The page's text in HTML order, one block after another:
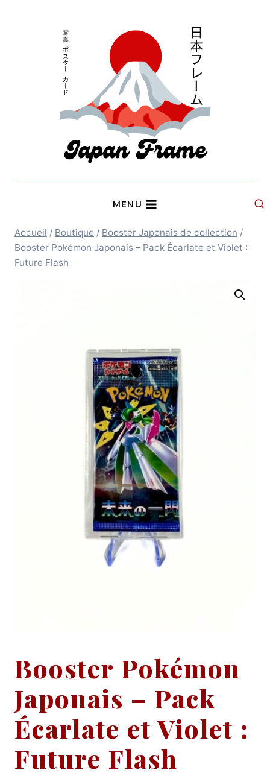
MENU
Accueil / Boutique / Booster Japonais de collection /
Booster Pokémon Japonais – Pack Écarlate et Violet :
Future Flash
Booster Pokémon
Japonais – Pack
Écarlate et Violet :
Future Flash